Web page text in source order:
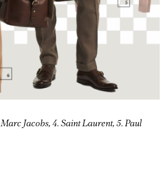
Jacobs, 4. Saint Laurent, 5. Paul